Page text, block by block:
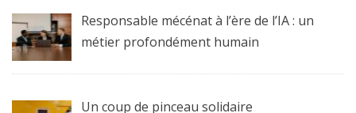
Responsable mécénat à l’ère de l’IA : un
métier profondément humain
Un coup de pinceau solidaire